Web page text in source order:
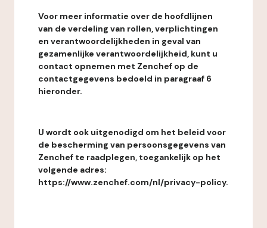
Voor meer informatie over de hoofdlijnen
van de verdeling van rollen, verplichtingen
en verantwoordelijkheden in geval van
gezamenlijke verantwoordelijkheid, kunt u
contact opnemen met Zenchef op de
contactgegevens bedoeld in paragraaf 6
hieronder.
U wordt ook uitgenodigd om het beleid voor
de bescherming van persoonsgegevens van
Zenchef te raadplegen, toegankelijk op het
volgende adres:
https://www.zenchef.com/nl/privacy-policy.